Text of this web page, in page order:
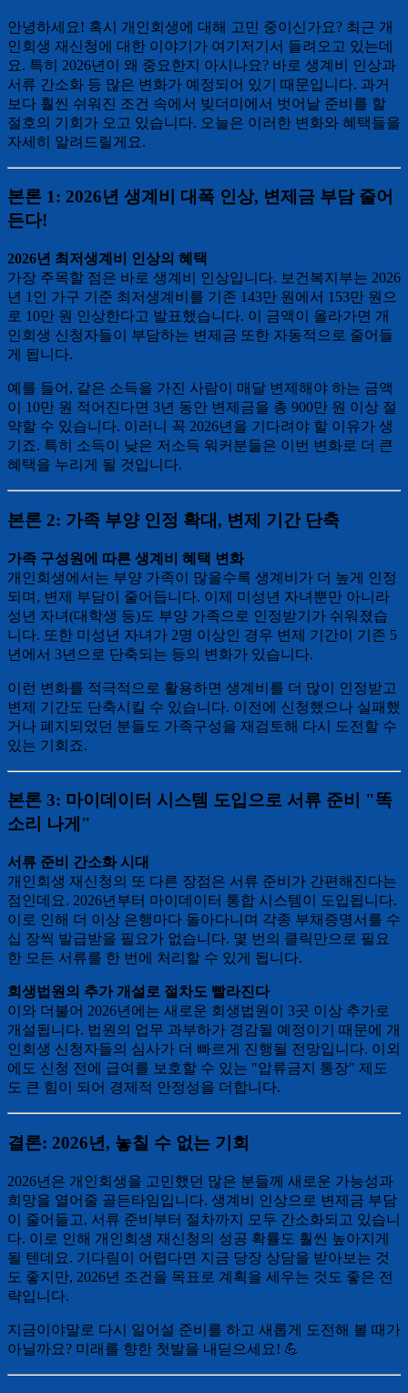
안녕하세요! 혹시 개인회생에 대해 고민 중이신가요? 최근 개
인회생 재신청에 대한 이야기가 여기저기서 들려오고 있는데
요. 특히 2026년이 왜 중요한지 아시나요? 바로 생계비 인상과
서류 간소화 등 많은 변화가 예정되어 있기 때문입니다. 과거
보다 훨씬 쉬워진 조건 속에서 빚더미에서 벗어날 준비를 할
절호의 기회가 오고 있습니다. 오늘은 이러한 변화와 혜택들을
자세히 알려드릴게요.
본론 1: 2026년 생계비 대폭 인상, 변제금 부담 줄어
든다!
2026년 최저생계비 인상의 혜택
가장 주목할 점은 바로 생계비 인상입니다. 보건복지부는 2026
년 1인 가구 기준 최저생계비를 기존 143만 원에서 153만 원으
로 10만 원 인상한다고 발표했습니다. 이 금액이 올라가면 개
인회생 신청자들이 부담하는 변제금 또한 자동적으로 줄어들
게 됩니다.
예를 들어, 같은 소득을 가진 사람이 매달 변제해야 하는 금액
이 10만 원 적어진다면 3년 동안 변제금을 총 900만 원 이상 절
약할 수 있습니다. 이러니 꼭 2026년을 기다려야 할 이유가 생
기죠. 특히 소득이 낮은 저소득 워커분들은 이번 변화로 더 큰
혜택을 누리게 될 것입니다.
본론 2: 가족 부양 인정 확대, 변제 기간 단축
가족 구성원에 따른 생계비 혜택 변화
개인회생에서는 부양 가족이 많을수록 생계비가 더 높게 인정
되며, 변제 부담이 줄어듭니다. 이제 미성년 자녀뿐만 아니라
성년 자녀(대학생 등)도 부양 가족으로 인정받기가 쉬워졌습
니다. 또한 미성년 자녀가 2명 이상인 경우 변제 기간이 기존 5
년에서 3년으로 단축되는 등의 변화가 있습니다.
이런 변화를 적극적으로 활용하면 생계비를 더 많이 인정받고
변제 기간도 단축시킬 수 있습니다. 이전에 신청했으나 실패했
거나 폐지되었던 분들도 가족구성을 재검토해 다시 도전할 수
있는 기회죠.
본론 3: 마이데이터 시스템 도입으로 서류 준비 "똑
소리 나게"
서류 준비 간소화 시대
개인회생 재신청의 또 다른 장점은 서류 준비가 간편해진다는
점인데요. 2026년부터 마이데이터 통합 시스템이 도입됩니다.
이로 인해 더 이상 은행마다 돌아다니며 각종 부채증명서를 수
십 장씩 발급받을 필요가 없습니다. 몇 번의 클릭만으로 필요
한 모든 서류를 한 번에 처리할 수 있게 됩니다.
회생법원의 추가 개설로 절차도 빨라진다
이와 더불어 2026년에는 새로운 회생법원이 3곳 이상 추가로
개설됩니다. 법원의 업무 과부하가 경감될 예정이기 때문에 개
인회생 신청자들의 심사가 더 빠르게 진행될 전망입니다. 이외
에도 신청 전에 급여를 보호할 수 있는 "압류금지 통장" 제도
도 큰 힘이 되어 경제적 안정성을 더합니다.
결론: 2026년, 놓칠 수 없는 기회
2026년은 개인회생을 고민했던 많은 분들께 새로운 가능성과
희망을 열어줄 골든타임입니다. 생계비 인상으로 변제금 부담
이 줄어들고, 서류 준비부터 절차까지 모두 간소화되고 있습니
다. 이로 인해 개인회생 재신청의 성공 확률도 훨씬 높아지게
될 텐데요. 기다림이 어렵다면 지금 당장 상담을 받아보는 것
도 좋지만, 2026년 조건을 목표로 계획을 세우는 것도 좋은 전
략입니다.
지금이야말로 다시 일어설 준비를 하고 새롭게 도전해 볼 때가
아닐까요? 미래를 향한 첫발을 내딛으세요! 💪